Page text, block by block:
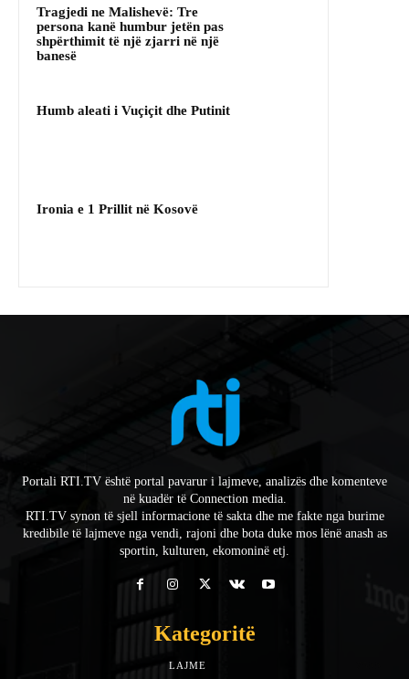
Tragjedi ne Malishevë: Tre
persona kanë humbur jetën pas
shpërthimit të një zjarri në një
banesë
Humb aleati i Vuçiçit dhe Putinit
Ironia e 1 Prillit në Kosovë
Portali RTI.TV është portal pavarur i lajmeve, analizës dhe komenteve
në kuadër të Connection media.
RTI.TV synon të sjell informacione të sakta dhe me fakte nga burime
kredibile të lajmeve nga vendi, rajoni dhe bota duke mos lënë anash as
sportin, kulturen, ekomoninë etj.
Kategoritë
LAJME